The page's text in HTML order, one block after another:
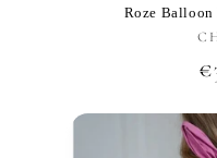
Roze